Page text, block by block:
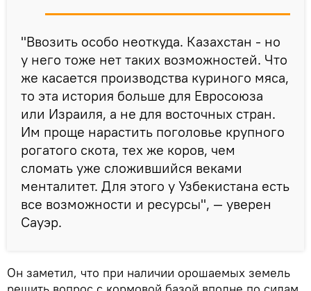
"Ввозить особо неоткуда. Казахстан - но
у него тоже нет таких возможностей. Что
же касается производства куриного мяса,
то эта история больше для Евросоюза
или Израиля, а не для восточных стран.
Им проще нарастить поголовье крупного
рогатого скота, тех же коров, чем
сломать уже сложившийся веками
менталитет. Для этого у Узбекистана есть
все возможности и ресурсы", — уверен
Сауэр.
Он заметил, что при наличии орошаемых земель